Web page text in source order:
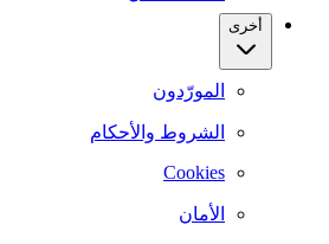
أخرى
المورّدون
الشروط والأحكام
Cookies
الأمان